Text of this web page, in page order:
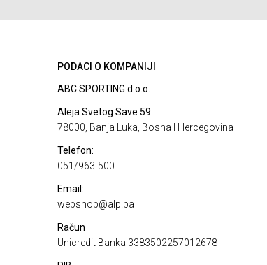
PODACI O KOMPANIJI
ABC SPORTING d.o.o.
Aleja Svetog Save 59
78000, Banja Luka, Bosna I Hercegovina
Telefon:
051/963-500
Email:
webshop@alp.ba
Račun
Unicredit Banka 3383502257012678